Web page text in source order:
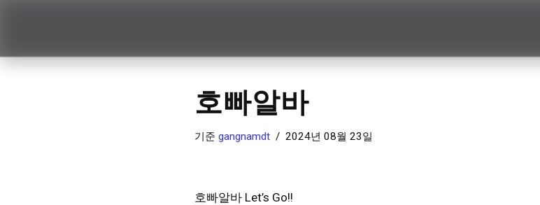
텐
호빠알바
기준 gangnamdt 2024년 08월 23일
호빠알바 Let’s Go!!